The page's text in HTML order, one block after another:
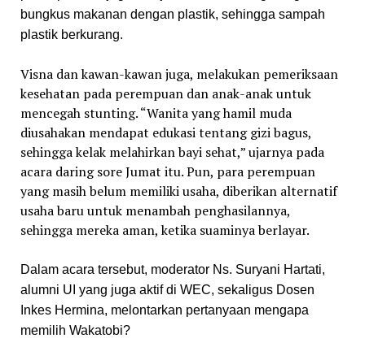
bungkus makanan dengan plastik, sehingga sampah
plastik berkurang.
Visna dan kawan-kawan juga, melakukan pemeriksaan
kesehatan pada perempuan dan anak-anak untuk
mencegah stunting. “Wanita yang hamil muda
diusahakan mendapat edukasi tentang gizi bagus,
sehingga kelak melahirkan bayi sehat,” ujarnya pada
acara daring sore Jumat itu. Pun, para perempuan
yang masih belum memiliki usaha, diberikan alternatif
usaha baru untuk menambah penghasilannya,
sehingga mereka aman, ketika suaminya berlayar.
Dalam acara tersebut, moderator Ns. Suryani Hartati,
alumni UI yang juga aktif di WEC, sekaligus Dosen
Inkes Hermina, melontarkan pertanyaan mengapa
memilih Wakatobi?